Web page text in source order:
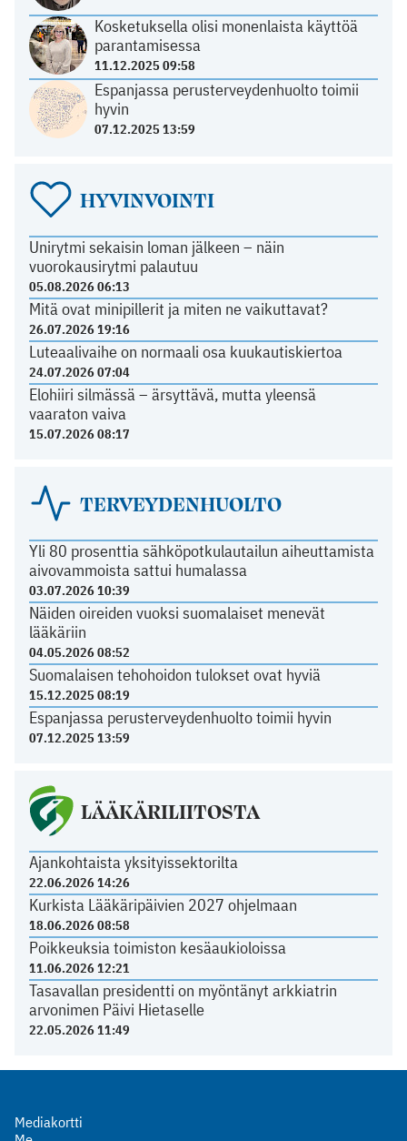
Kosketuksella olisi monenlaista käyttöä
parantamisessa
11.12.2025 09:58
Espanjassa perusterveydenhuolto toimii
hyvin
07.12.2025 13:59
HYVINVOINTI
Unirytmi sekaisin loman jälkeen – näin
vuorokausirytmi palautuu
05.08.2026 06:13
Mitä ovat minipillerit ja miten ne vaikuttavat?
26.07.2026 19:16
Luteaalivaihe on normaali osa kuukautiskiertoa
24.07.2026 07:04
Elohiiri silmässä – ärsyttävä, mutta yleensä
vaaraton vaiva
15.07.2026 08:17
TERVEYDENHUOLTO
Yli 80 prosenttia sähköpotkulautailun aiheuttamista
aivovammoista sattui humalassa
03.07.2026 10:39
Näiden oireiden vuoksi suomalaiset menevät
lääkäriin
04.05.2026 08:52
Suomalaisen tehohoidon tulokset ovat hyviä
15.12.2025 08:19
Espanjassa perusterveydenhuolto toimii hyvin
07.12.2025 13:59
LÄÄKÄRILIITOSTA
Ajankohtaista yksityissektorilta
22.06.2026 14:26
Kurkista Lääkäripäivien 2027 ohjelmaan
18.06.2026 08:58
Poikkeuksia toimiston kesäaukioloissa
11.06.2026 12:21
Tasavallan presidentti on myöntänyt arkkiatrin
arvonimen Päivi Hietaselle
22.05.2026 11:49
Mediakortti